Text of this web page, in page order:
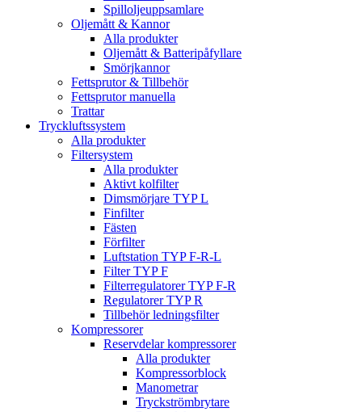
Spilloljeuppsamlare
Oljemått & Kannor
Alla produkter
Oljemått & Batteripåfyllare
Smörjkannor
Fettsprutor & Tillbehör
Fettsprutor manuella
Trattar
Tryckluftssystem
Alla produkter
Filtersystem
Alla produkter
Aktivt kolfilter
Dimsmörjare TYP L
Finfilter
Fästen
Förfilter
Luftstation TYP F-R-L
Filter TYP F
Filterregulatorer TYP F-R
Regulatorer TYP R
Tillbehör ledningsfilter
Kompressorer
Reservdelar kompressorer
Alla produkter
Kompressorblock
Manometrar
Tryckströmbrytare